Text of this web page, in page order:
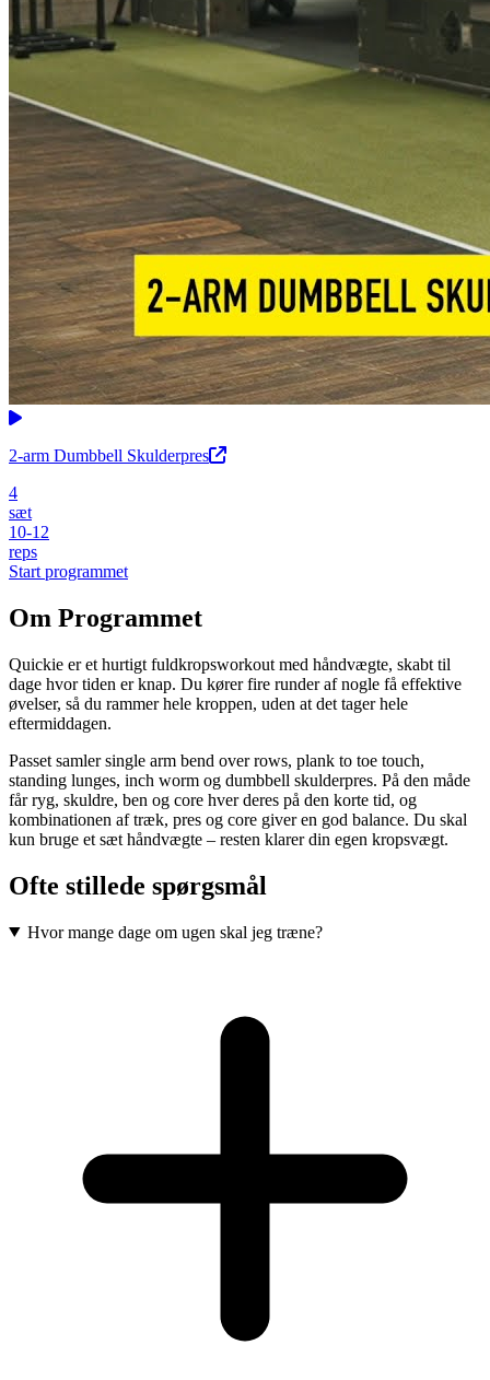
2-arm Dumbbell Skulderpres
4
sæt
10-12
reps
Start programmet
Om Programmet
Quickie er et hurtigt fuldkropsworkout med håndvægte, skabt til
dage hvor tiden er knap. Du kører fire runder af nogle få effektive
øvelser, så du rammer hele kroppen, uden at det tager hele
eftermiddagen.
Passet samler single arm bend over rows, plank to toe touch,
standing lunges, inch worm og dumbbell skulderpres. På den måde
får ryg, skuldre, ben og core hver deres på den korte tid, og
kombinationen af træk, pres og core giver en god balance. Du skal
kun bruge et sæt håndvægte – resten klarer din egen kropsvægt.
Ofte stillede spørgsmål
Hvor mange dage om ugen skal jeg træne?